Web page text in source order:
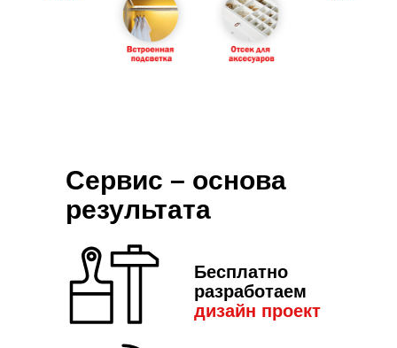
Бесплатно
разработаем
дизайн проект
Сервис – основа
результата